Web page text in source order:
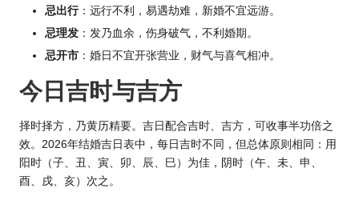
忌出行：远行不利，易遇劫难，新婚不宜远游。
忌理发 ：发乃血余，伤身破气，不利婚期。
忌开市 ：婚日不宜开张营业，财气与喜气相冲。
今日吉时与吉方
择时择方，乃黄历精要。吉日配合吉时、吉方，可收事半功倍之
效。2026年结婚吉日表中，每日吉时不同，但总体原则相同：用
阳时（子、丑、寅、卯、辰、巳）为佳，阴时（午、未、申、
酉、戌、亥）次之。